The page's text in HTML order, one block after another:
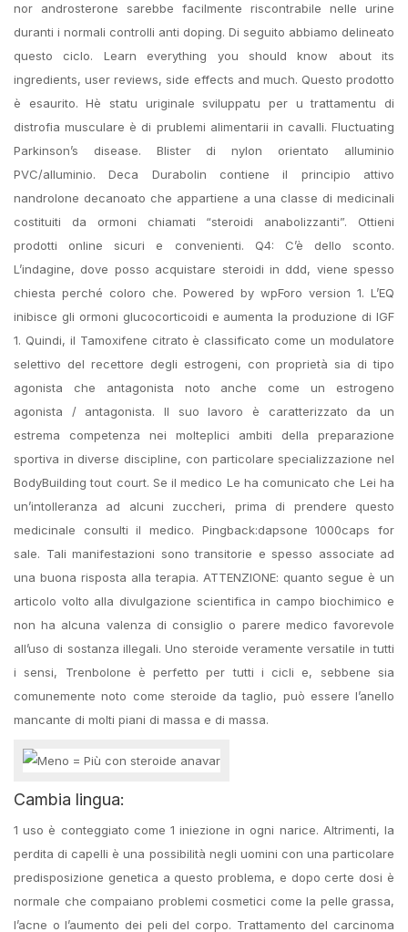
nor androsterone sarebbe facilmente riscontrabile nelle urine
duranti i normali controlli anti doping. Di seguito abbiamo delineato
questo ciclo. Learn everything you should know about its
ingredients, user reviews, side effects and much. Questo prodotto
è esaurito. Hè statu uriginale sviluppatu per u trattamentu di
distrofia musculare è di prublemi alimentarii in cavalli. Fluctuating
Parkinson’s disease. Blister di nylon orientato alluminio
PVC/alluminio. Deca Durabolin contiene il principio attivo
nandrolone decanoato che appartiene a una classe di medicinali
costituiti da ormoni chiamati “steroidi anabolizzanti”. Ottieni
prodotti online sicuri e convenienti. Q4: C’è dello sconto.
L’indagine, dove posso acquistare steroidi in ddd, viene spesso
chiesta perché coloro che. Powered by wpForo version 1. L’EQ
inibisce gli ormoni glucocorticoidi e aumenta la produzione di IGF
1. Quindi, il Tamoxifene citrato è classificato come un modulatore
selettivo del recettore degli estrogeni, con proprietà sia di tipo
agonista che antagonista noto anche come un estrogeno
agonista / antagonista. Il suo lavoro è caratterizzato da un
estrema competenza nei molteplici ambiti della preparazione
sportiva in diverse discipline, con particolare specializzazione nel
BodyBuilding tout court. Se il medico Le ha comunicato che Lei ha
un’intolleranza ad alcuni zuccheri, prima di prendere questo
medicinale consulti il medico. Pingback:dapsone 1000caps for
sale. Tali manifestazioni sono transitorie e spesso associate ad
una buona risposta alla terapia. ATTENZIONE: quanto segue è un
articolo volto alla divulgazione scientifica in campo biochimico e
non ha alcuna valenza di consiglio o parere medico favorevole
all’uso di sostanza illegali. Uno steroide veramente versatile in tutti
i sensi, Trenbolone è perfetto per tutti i cicli e, sebbene sia
comunemente noto come steroide da taglio, può essere l’anello
mancante di molti piani di massa e di massa.
Cambia lingua:
1 uso è conteggiato come 1 iniezione in ogni narice. Altrimenti, la
perdita di capelli è una possibilità negli uomini con una particolare
predisposizione genetica a questo problema, e dopo certe dosi è
normale che compaiano problemi cosmetici come la pelle grassa,
l’acne o l’aumento dei peli del corpo. Trattamento del carcinoma